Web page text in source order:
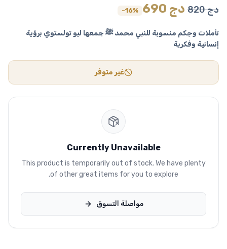
820دج
السعر
هو:
820 دج.
690 دج
السعر
هو:
690 دج.
-16%
تأملات وحِكم منسوبة للنبي محمد ﷺ جمعها ليو تولستوي برؤية
إنسانية وفكرية
غير متوفر
Currently Unavailable
This product is temporarily out of stock. We have plenty
of other great items for you to explore.
مواصلة التسوق